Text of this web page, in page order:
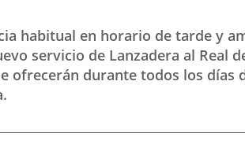
habitual en horario de tarde y
servicio de Lanzadera al
ofrecerán durante todos los días